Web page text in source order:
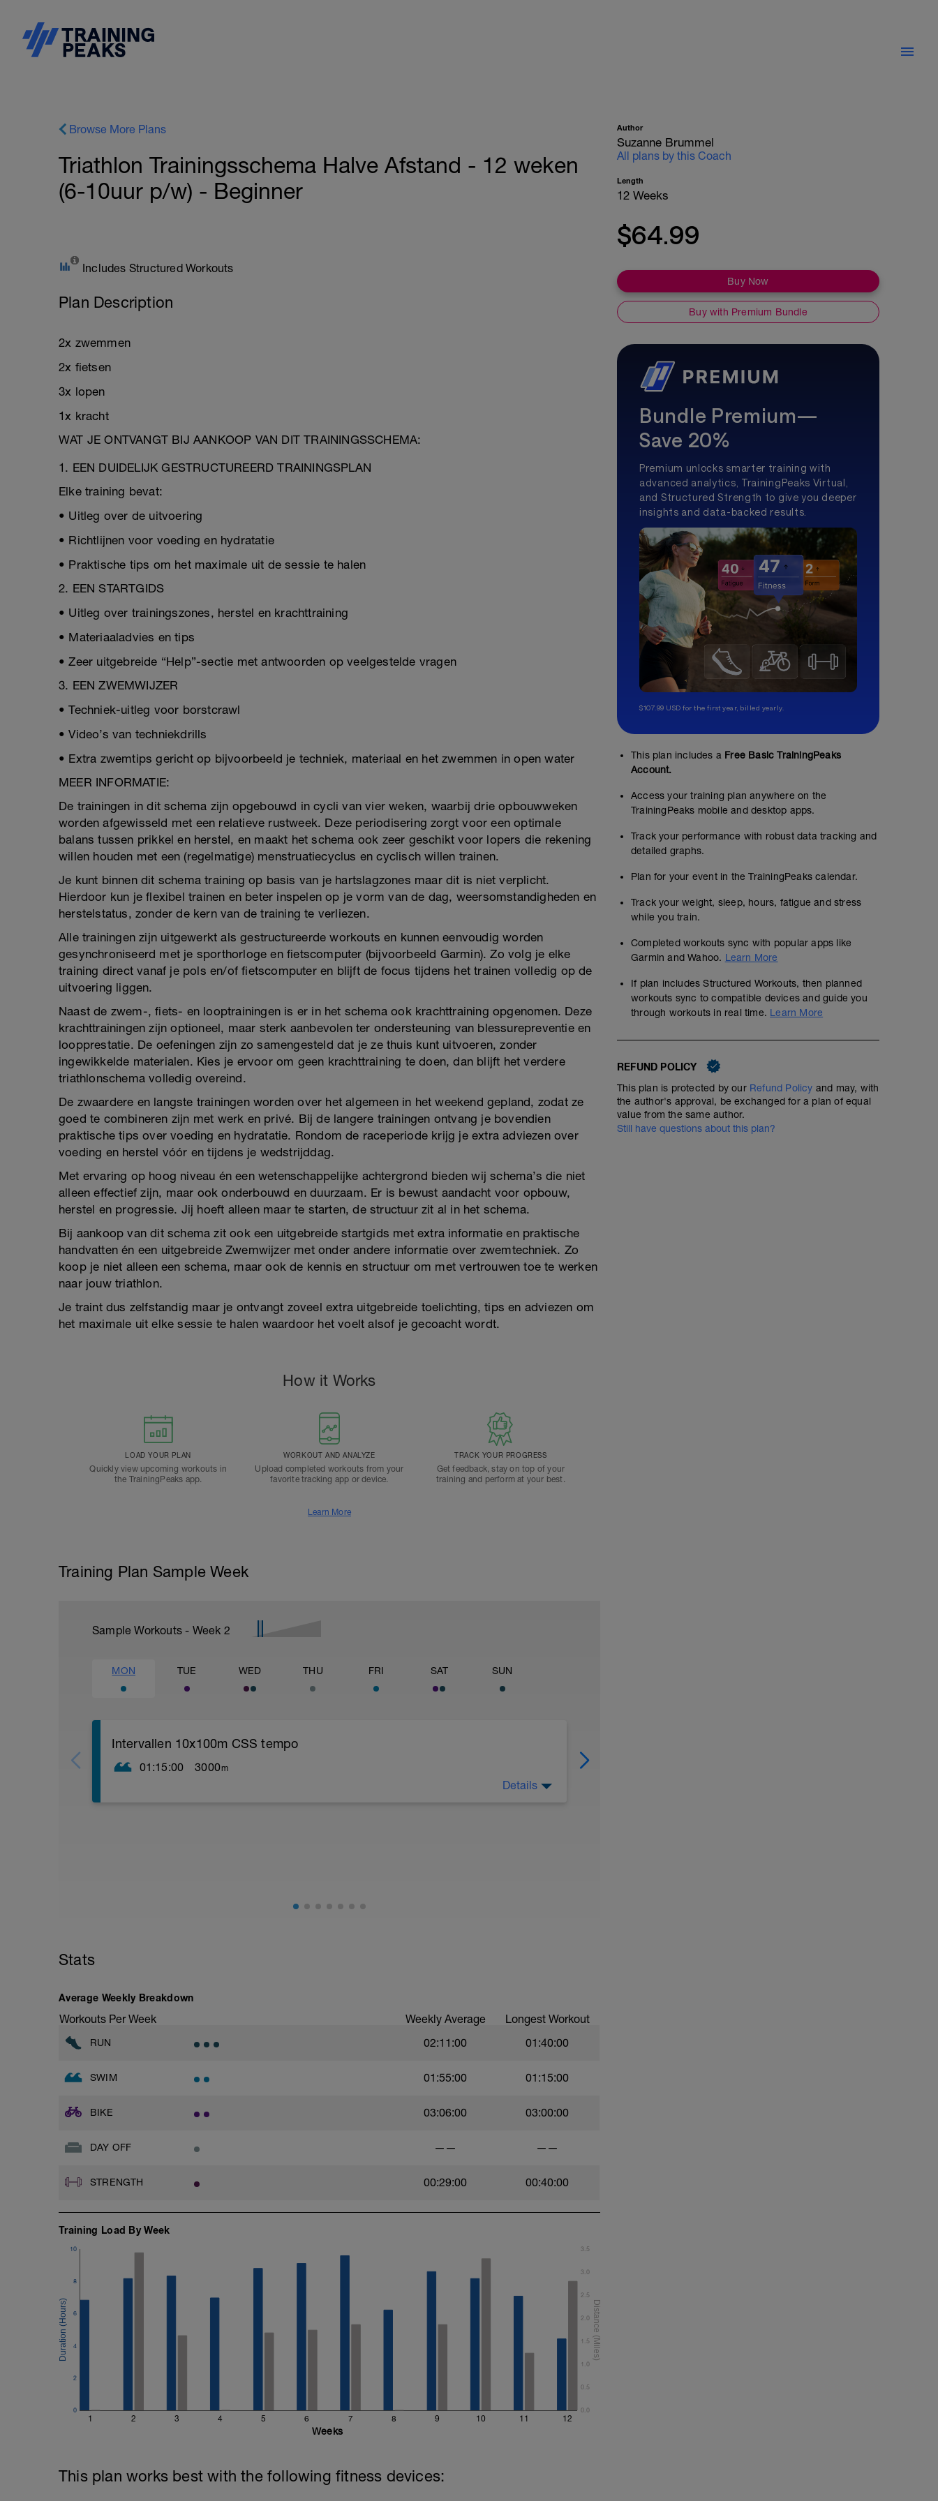
Browse More Plans
Triathlon Trainingsschema Halve Afstand - 12 weken
(6-10uur p/w) - Beginner
Includes Structured Workouts
Plan Description
2x zwemmen
2x fietsen
3x lopen
1x kracht
WAT JE ONTVANGT BIJ AANKOOP VAN DIT TRAININGSSCHEMA:
1. EEN DUIDELIJK GESTRUCTUREERD TRAININGSPLAN
Elke training bevat:
• Uitleg over de uitvoering
• Richtlijnen voor voeding en hydratatie
• Praktische tips om het maximale uit de sessie te halen
2. EEN STARTGIDS
• Uitleg over trainingszones, herstel en krachttraining
• Materiaaladvies en tips
• Zeer uitgebreide “Help”-sectie met antwoorden op veelgestelde vragen
3. EEN ZWEMWIJZER
• Techniek-uitleg voor borstcrawl
• Video’s van techniekdrills
• Extra zwemtips gericht op bijvoorbeeld je techniek, materiaal en het zwemmen in open water
MEER INFORMATIE:
De trainingen in dit schema zijn opgebouwd in cycli van vier weken, waarbij drie opbouwweken
worden afgewisseld met een relatieve rustweek. Deze periodisering zorgt voor een optimale
balans tussen prikkel en herstel, en maakt het schema ook zeer geschikt voor lopers die rekening
willen houden met een (regelmatige) menstruatiecyclus en cyclisch willen trainen.
Je kunt binnen dit schema training op basis van je hartslagzones maar dit is niet verplicht.
Hierdoor kun je flexibel trainen en beter inspelen op je vorm van de dag, weersomstandigheden en
herstelstatus, zonder de kern van de training te verliezen.
Alle trainingen zijn uitgewerkt als gestructureerde workouts en kunnen eenvoudig worden
gesynchroniseerd met je sporthorloge en fietscomputer (bijvoorbeeld Garmin). Zo volg je elke
training direct vanaf je pols en/of fietscomputer en blijft de focus tijdens het trainen volledig op de
uitvoering liggen.
Naast de zwem-, fiets- en looptrainingen is er in het schema ook krachttraining opgenomen. Deze
krachttrainingen zijn optioneel, maar sterk aanbevolen ter ondersteuning van blessurepreventie en
loopprestatie. De oefeningen zijn zo samengesteld dat je ze thuis kunt uitvoeren, zonder
ingewikkelde materialen. Kies je ervoor om geen krachttraining te doen, dan blijft het verdere
triathlonschema volledig overeind.
De zwaardere en langste trainingen worden over het algemeen in het weekend gepland, zodat ze
goed te combineren zijn met werk en privé. Bij de langere trainingen ontvang je bovendien
praktische tips over voeding en hydratatie. Rondom de raceperiode krijg je extra adviezen over
voeding en herstel vóór en tijdens je wedstrijddag.
Met ervaring op hoog niveau én een wetenschappelijke achtergrond bieden wij schema’s die niet
alleen effectief zijn, maar ook onderbouwd en duurzaam. Er is bewust aandacht voor opbouw,
herstel en progressie. Jij hoeft alleen maar te starten, de structuur zit al in het schema.
Bij aankoop van dit schema zit ook een uitgebreide startgids met extra informatie en praktische
handvatten én een uitgebreide Zwemwijzer met onder andere informatie over zwemtechniek. Zo
koop je niet alleen een schema, maar ook de kennis en structuur om met vertrouwen toe te werken
naar jouw triathlon.
Je traint dus zelfstandig maar je ontvangt zoveel extra uitgebreide toelichting, tips en adviezen om
het maximale uit elke sessie te halen waardoor het voelt alsof je gecoacht wordt.
How it Works
LOAD YOUR PLAN
Quickly view upcoming workouts in
the TrainingPeaks app.
WORKOUT AND ANALYZE
Upload completed workouts from your
favorite tracking app or device.
TRACK YOUR PROGRESS
Get feedback, stay on top of your
training and perform at your best.
Learn More
Training Plan Sample Week
Sample Workouts - Week 2
MON TUE WED THU FRI SAT SUN
Intervallen 10x100m CSS tempo
01:15:00 3000m
Cool down:
Details
Stats
Average Weekly Breakdown
Workouts Per Week Weekly Average Longest Workout
RUN 02:11:00 01:40:00
SWIM 01:55:00 01:15:00
BIKE 03:06:00 03:00:00
DAY OFF —— ——
STRENGTH 00:29:00 00:40:00
Training Load By Week
1 2 3 4 5 6 7 8 9 10 11 12
0
2
4
6
8
10
0.0
0.5
1.0
1.5
2.0
2.5
3.0
3.5
Weeks
This plan works best with the following fitness devices:
Author
Suzanne Brummel
All plans by this Coach
Length
12 Weeks
$64.99
Buy Now
Buy with Premium Bundle
Bundle Premium—
Save 20%
Premium unlocks smarter training with
advanced analytics, TrainingPeaks Virtual,
and Structured Strength to give you deeper
insights and data-backed results.
$107.99 USD for the first year, billed yearly.
This plan includes a Free Basic TrainingPeaks
Account.
Access your training plan anywhere on the
TrainingPeaks mobile and desktop apps.
Track your performance with robust data tracking and
detailed graphs.
Plan for your event in the TrainingPeaks calendar.
Track your weight, sleep, hours, fatigue and stress
while you train.
Completed workouts sync with popular apps like
Garmin and Wahoo. Learn More
If plan includes Structured Workouts, then planned
workouts sync to compatible devices and guide you
through workouts in real time. Learn More
REFUND POLICY
This plan is protected by our Refund Policy and may, with
the author's approval, be exchanged for a plan of equal
value from the same author.
Still have questions about this plan?